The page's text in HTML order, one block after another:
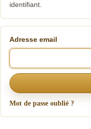
identifiant.
Adresse email
Mot de passe oublié ?